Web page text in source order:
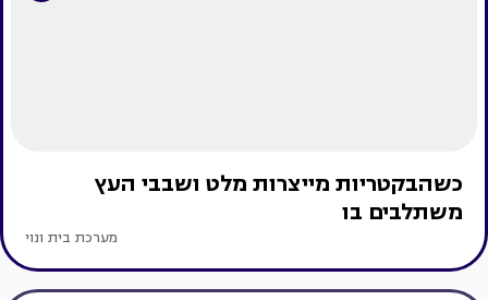
כשהבקטריות מייצרות מלט ושבבי העץ
משתלבים בו
מערכת בית ונוי